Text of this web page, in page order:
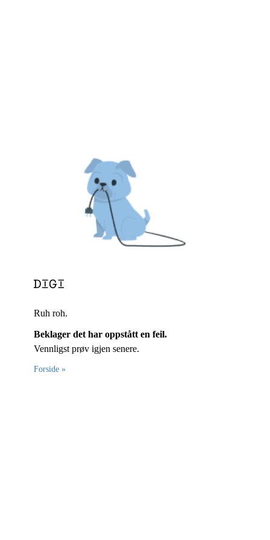
Ruh roh.
Beklager det har oppstått en feil.
Vennligst prøv igjen senere.
Forside »